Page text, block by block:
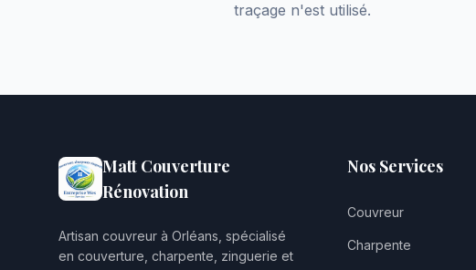
traçage n'est utilisé.
Matt Couverture
Rénovation
Artisan couvreur à Orléans, spécialisé
en couverture, charpente, zinguerie et
Nos Services
Couvreur
Charpente